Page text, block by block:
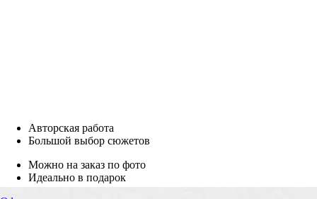
Авторская работа
Большой выбор сюжетов
Можно на заказ по фото
Идеально в подарок